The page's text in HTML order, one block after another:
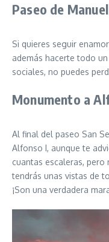
Paseo de
Si quieres seguir
además hacerte todo
sociales, no puedes
Monumento a
Al final del paseo San
Alfonso I, aunque te
cuantas escaleras,
tendrás unas vistas de
¡Son una verdadera